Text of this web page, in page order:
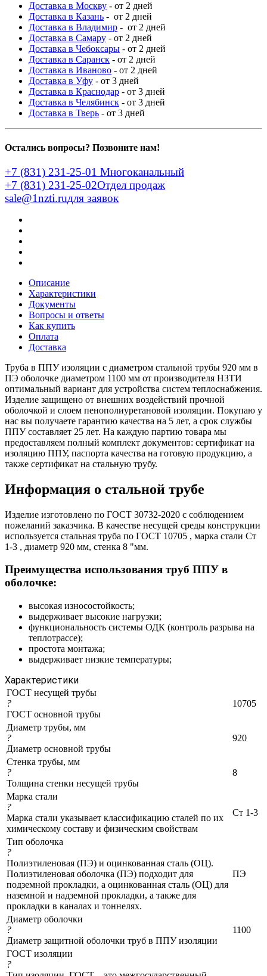
Доставка в Москву - от 2 дней
Доставка в Казань - от 2 дней
Доставка в Владимир - от 2 дней
Доставка в Самару - от 2 дней
Доставка в Чебоксары - от 2 дней
Доставка в Саранск - от 2 дней
Доставка в Иваново - от 2 дней
Доставка в Уфу - от 3 дней
Доставка в Краснодар - от 3 дней
Доставка в Челябинск - от 3 дней
Доставка в Тверь - от 3 дней
Остались вопросы? Позвоните нам!
+7 (831) 231-25-01 Многоканальный
+7 (831) 231-25-02Отдел продаж
sale@1nzti.ruдля заявок
Описание
Характеристики
Документы
Вопросы и ответы
Как купить
Оплата
Доставка
Труба в ППУ изоляции с диаметром стальной трубы 920 мм в
ПЭ оболочке диаметром 1100 мм от производителя НЗТИ
оптимальный вариант для устройства систем теплоснабжения.
Изделие защищено от внешних воздействий прочной
оболочкой и слоем пенополиуретановой изоляции. Покупаю у
нас вы получаете гарантию качества на 5 лет, а срок службы
ППУ составляет 25 лет. На каждую партию товара мы
предоставляем полный комплект документов: сертификат на
изоляцию ППУ, паспорта качества на готовую продукцию, а
также сертификат на стальную трубу.
Информация о стальной трубе
Изделие изготовлено по ГОСТ 30732-2020 с соблюдением
пожеланий заказчика. В качестве несущей среды конструкции
используется стальная труба по ГОСТ 10705 , марка стали Ст
1-3 , диаметр 920 мм, стенка 8 "мм.
Преимущества использования труб ППУ в
оболочке:
высокая износостойкость;
выдерживает высокие нагрузки;
функциональность системы ОДК (контроль разрыва на
теплотрассе);
простота монтажа;
выдерживает низкие температуры;
Характеристики
ГОСТ несущей трубы
?
ГОСТ основной трубы
10705
Диаметр трубы, мм
?
Диаметр основной трубы
920
Стенка трубы, мм
?
Толщина стенки несущей трубы
8
Марка стали
?
Марка стали указывает классификацию сталей по их
химическому составу и физическим свойствам
Ст 1-3
Тип оболочка
?
Полиэтиленовая (ПЭ) и оцинкованная сталь (ОЦ).
Полиэтиленовая оболочка (ПЭ) подходит для
подземной прокладки, а оцинкованная сталь (ОЦ) для
наземной и надземной прокладки, а также для
прокладки в каналах и тоннелях.
ПЭ
Диаметр оболочки
?
Диаметр защитной оболочки труб в ППУ изоляции
1100
ГОСТ изоляции
?